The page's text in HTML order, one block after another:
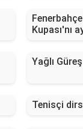
Kupası'nı
Yağlı
Tenisçi